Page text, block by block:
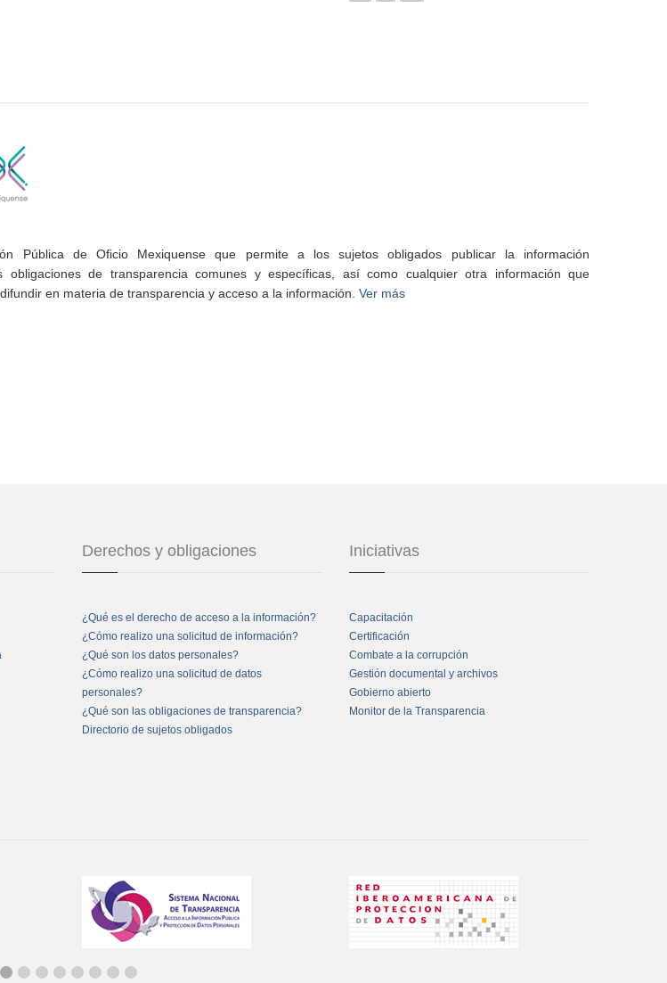
Pública de Oficio Mexiquense que permite a los sujetos obligados publicar la información
obligaciones de transparencia comunes y específicas, así como cualquier otra información que
en materia de transparencia y acceso a la información. Ver más
Derechos y obligaciones
¿Qué es el derecho de acceso a la información?
¿Cómo realizo una solicitud de información?
¿Qué son los datos personales?
¿Cómo realizo una solicitud de datos
personales?
¿Qué son las obligaciones de transparencia?
Directorio de sujetos obligados
Iniciativas
Capacitación
Certificación
Combate a la corrupción
Gestión documental y archivos
Gobierno abierto
Monitor de la Transparencia